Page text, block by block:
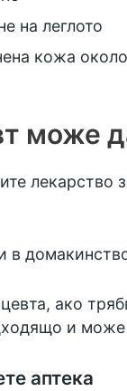
на леглото
кожа
може
лекарство
в
ако
и може
аптека